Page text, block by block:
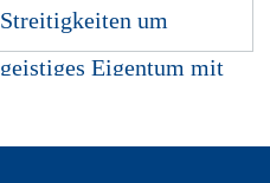
Streitigkeiten um
geistiges Eigentum mit